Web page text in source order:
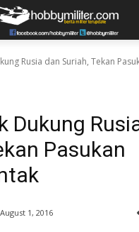
Rusia dan Suriah, Tekan
Dukung
Pasukan
August 1, 2016